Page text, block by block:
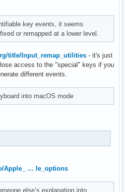
key events, it seems
or remapped at a lower level.
title/Input_remap_utilities - it's just
access to the "special" keys if you
different events.
into macOS mode
Apple_ … le_options
else’s explanation into